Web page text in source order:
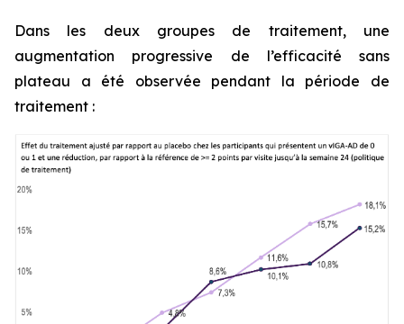
Dans les deux groupes de traitement, une
augmentation progressive de l’efficacité sans
plateau a été observée pendant la période de
traitement :